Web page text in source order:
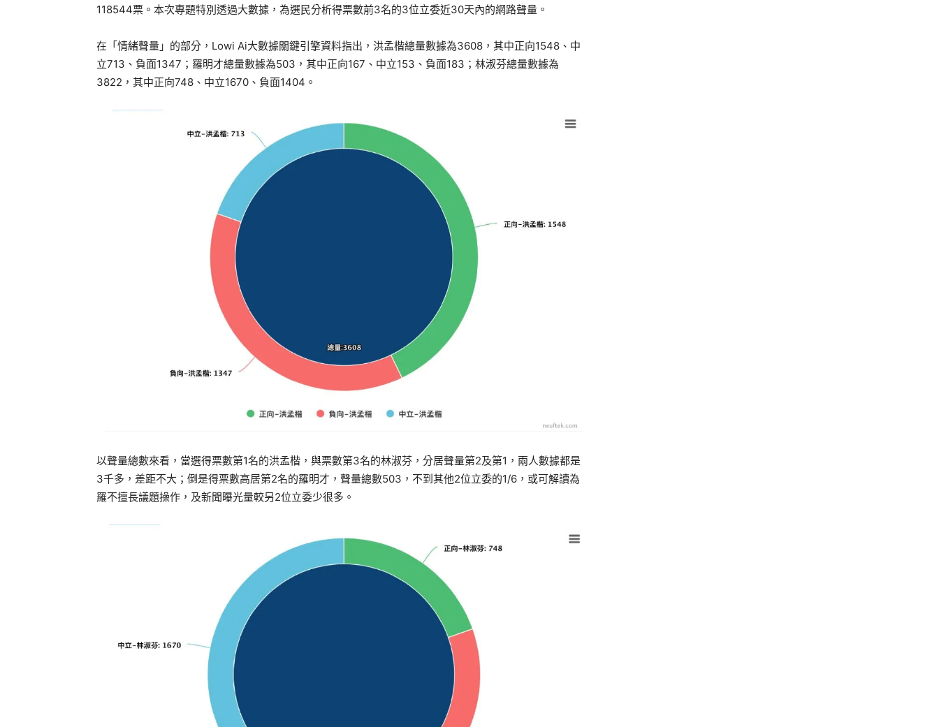
118544票。本次專題特別透過大數據，為選民分析得票數前3名的3位立委近30天內的網路聲量。
在「情緒聲量」的部分，Lowi Ai大數據關鍵引擎資料指出，洪孟楷總量數據為3608，其中正向1548、中
立713、負面1347；羅明才總量數據為503，其中正向167、中立153、負面183；林淑芬總量數據為
3822，其中正向748、中立1670、負面1404。
以聲量總數來看，當選得票數第1名的洪孟楷，與票數第3名的林淑芬，分居聲量第2及第1，兩人數據都是
3千多，差距不大；倒是得票數高居第2名的羅明才，聲量總數503，不到其他2位立委的1/6，或可解讀為
羅不擅長議題操作，及新聞曝光量較另2位立委少很多。